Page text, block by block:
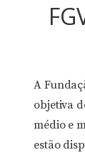
A
objetiva
médio e
estão